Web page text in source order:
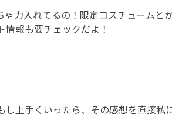
力入れてるの！限定コスチュームと
報も要チェックだよ！
上手くいったら、その感想を直接